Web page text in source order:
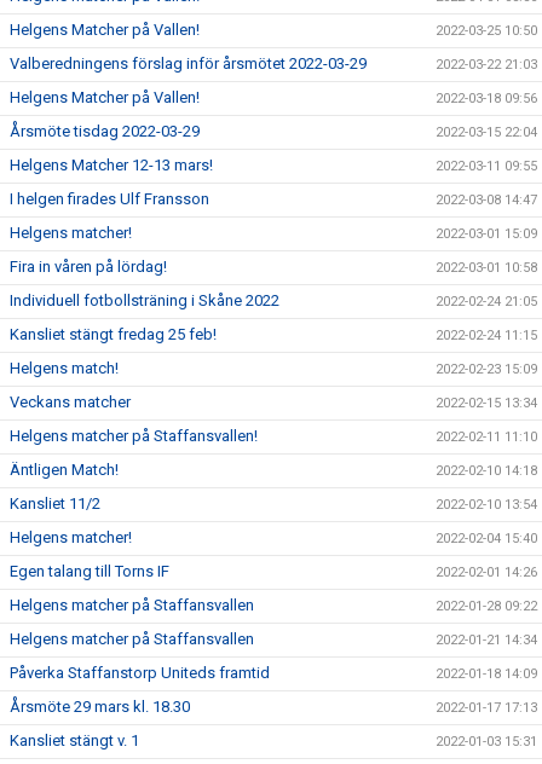
Helgens Matcher på Vallen! 2022-03-25 10:50
Valberedningens förslag inför årsmötet 2022-03-29 2022-03-22 21:03
Helgens Matcher på Vallen! 2022-03-18 09:56
Årsmöte tisdag 2022-03-29 2022-03-15 22:04
Helgens Matcher 12-13 mars! 2022-03-11 09:55
I helgen firades Ulf Fransson 2022-03-08 14:47
Helgens matcher! 2022-03-01 15:09
Fira in våren på lördag! 2022-03-01 10:58
Individuell fotbollsträning i Skåne 2022 2022-02-24 21:05
Kansliet stängt fredag 25 feb! 2022-02-24 11:15
Helgens match! 2022-02-23 15:09
Veckans matcher 2022-02-15 13:34
Helgens matcher på Staffansvallen! 2022-02-11 11:10
Äntligen Match! 2022-02-10 14:18
Kansliet 11/2 2022-02-10 13:54
Helgens matcher! 2022-02-04 15:40
Egen talang till Torns IF 2022-02-01 14:26
Helgens matcher på Staffansvallen 2022-01-28 09:22
Helgens matcher på Staffansvallen 2022-01-21 14:34
Påverka Staffanstorp Uniteds framtid 2022-01-18 14:09
Årsmöte 29 mars kl. 18.30 2022-01-17 17:13
Kansliet stängt v. 1 2022-01-03 15:31